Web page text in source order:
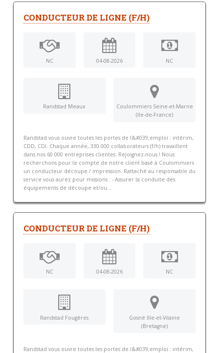
CONDUCTEUR DE LIGNE (F/H)
NC 04-08-2026 NC
Randstad Meaux
Coulommiers Seine-et-Marne
(Ile-de-France)
Randstad vous ouvre toutes les portes de l&#039;emploi : intérim,
CDD, CDI. Chaque année, 330 000 collaborateurs (f/h) travaillent
dans nos 60 000 entreprises clientes. Rejoignez-nous ! Nous
recherchons pour le compte de notre client basé à Coulommiers
un conducteur découpe / impression. Rattaché au responsable du
service vous aurez pour missions : - Assurer la conduite des
équipements de découpe et/ou...
CONDUCTEUR DE LIGNE (F/H)
NC 04-08-2026 NC
Randstad Fougères
Gosné Ille-et-Vilaine
(Bretagne)
Randstad vous ouvre toutes les portes de l&#039;emploi : intérim,